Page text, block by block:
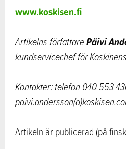
www.koskisen.fi
Artikelns författarePäivi
kundservicechef för
Kontakter: telefon 040 553
Artikeln är publicerad (på